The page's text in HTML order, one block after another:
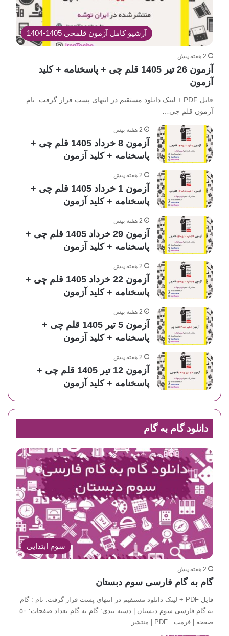
آرشیو کامل آزمون قلمچی 1405-1404
2 هفته پیش
آزمون 26 تیر 1405 قلم چی + پاسخنامه + کلید
آزمون
فایل PDF + لینک دانلود مستقیم در انتهای پست قرار گرفت. نام:
آزمون قلم چی…
2 هفته پیش
آزمون 8 خرداد 1405 قلم چی +
پاسخنامه + کلید آزمون
2 هفته پیش
آزمون 1 خرداد 1405 قلم چی +
پاسخنامه + کلید آزمون
2 هفته پیش
آزمون 29 خرداد 1405 قلم چی +
پاسخنامه + کلید آزمون
2 هفته پیش
آزمون 22 خرداد 1405 قلم چی +
پاسخنامه + کلید آزمون
2 هفته پیش
آزمون 5 تیر 1405 قلم چی +
پاسخنامه + کلید آزمون
2 هفته پیش
آزمون 12 تیر 1405 قلم چی +
پاسخنامه + کلید آزمون
دانلود گام به گام
سوم ابتدایی
2 هفته پیش
گام به گام فارسی سوم دبستان
فایل PDF + لینک دانلود مستقیم در انتهای پست قرار گرفت. نام : گام
به گام فارسی سوم دبستان | دسته بندی: گام به گام تعداد صفحات: ۵۰
صفحه | فرمت : PDF | منتشر…